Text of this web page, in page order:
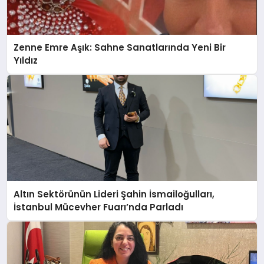
Zenne Emre Aşık: Sahne Sanatlarında Yeni Bir
Yıldız
Altın Sektörünün Lideri Şahin İsmailoğulları,
İstanbul Mücevher Fuarı’nda Parladı ￼